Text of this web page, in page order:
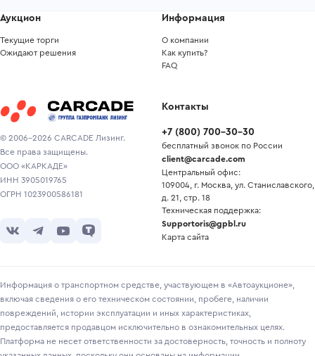
© 2006-2026 CARCADE Лизинг.
Все права защищены.
ООО «КАРКАДЕ»
ИНН 3905019765
ОГРН 1023900586181
Аукцион
Текущие торги
Ожидают решения
Информация
О компании
Как купить?
FAQ
Контакты
+7 (800) 700-30-30
бесплатный звонок по России
client@carcade.com
Центральный офис:
109004, г. Москва, ул. Станиславского,
д. 21, стр. 18
Техническая поддержка:
Supportoris@gpbl.ru
Карта сайта
Информация о транспортном средстве, участвующем в «Автоаукционе»,
включая сведения о его техническом состоянии, пробеге, наличии
повреждений, истории эксплуатации и иных характеристиках,
предоставляется продавцом исключительно в ознакомительных целях.
Платформа не несет ответственности за достоверность, точность и полноту